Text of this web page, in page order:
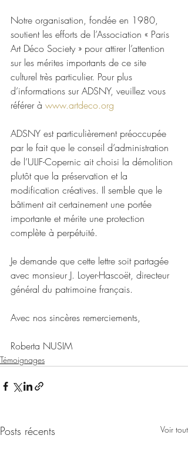
Notre organisation, fondée en 1980,
soutient les efforts de l’Association « Paris
Art Déco Society » pour attirer l’attention
sur les mérites importants de ce site
culturel très particulier. Pour plus
d’informations sur ADSNY, veuillez vous
référer à www.artdeco.org
ADSNY est particulièrement préoccupée
par le fait que le conseil d’administration
de l’ULIF-Copernic ait choisi la démolition
plutôt que la préservation et la
modification créatives. Il semble que le
bâtiment ait certainement une portée
importante et mérite une protection
complète à perpétuité.
Je demande que cette lettre soit partagée
avec monsieur J. Loyer-Hascoët, directeur
général du patrimoine français.
Avec nos sincères remerciements,
Roberta NUSIM
Témoignages
Posts récents Voir tout